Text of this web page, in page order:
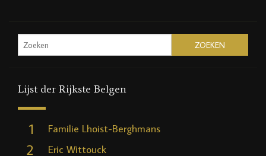
Lijst der Rijkste Belgen
1 Familie Lhoist-Berghmans
2 Eric Wittouck